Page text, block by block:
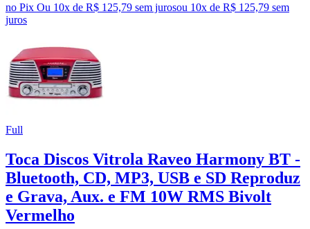
no Pix Ou 10x de R$ 125,79 sem jurosou 10x de R$ 125,79 sem
juros
Full
Toca Discos Vitrola Raveo Harmony BT -
Bluetooth, CD, MP3, USB e SD Reproduz
e Grava, Aux. e FM 10W RMS Bivolt
Vermelho